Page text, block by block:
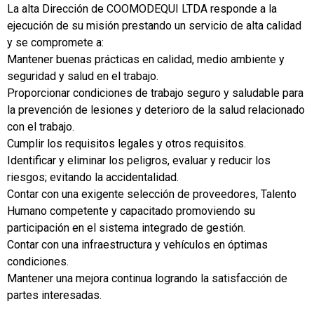
La alta Dirección de COOMODEQUI LTDA responde a la
ejecución de su misión prestando un servicio de alta calidad
y se compromete a:
Mantener buenas prácticas en calidad, medio ambiente y
seguridad y salud en el trabajo.
Proporcionar condiciones de trabajo seguro y saludable para
la prevención de lesiones y deterioro de la salud relacionado
con el trabajo.
Cumplir los requisitos legales y otros requisitos.
Identificar y eliminar los peligros, evaluar y reducir los
riesgos; evitando la accidentalidad.
Contar con una exigente selección de proveedores, Talento
Humano competente y capacitado promoviendo su
participación en el sistema integrado de gestión.
Contar con una infraestructura y vehículos en óptimas
condiciones.
Mantener una mejora continua logrando la satisfacción de
partes interesadas.